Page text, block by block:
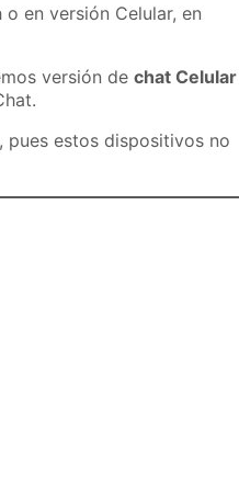
en versión Celular, en
versión dechat Celular
pues estos dispositivos no